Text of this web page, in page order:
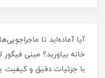
آیا آماده‌اید تا
با جزئیات دقیق و کیفیت